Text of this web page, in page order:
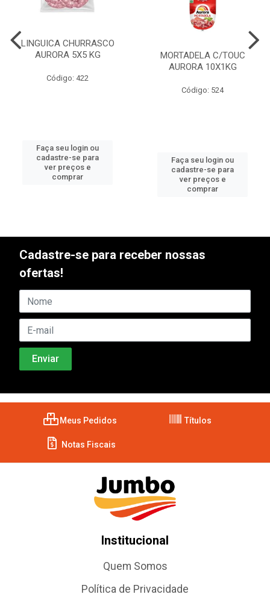
LINGUICA CHURRASCO
AURORA 5X5 KG
Código: 422
Faça seu login ou
cadastre-se para
ver preços e
comprar
MORTADELA C/TOUC
AURORA 10X1KG
Código: 524
Faça seu login ou
cadastre-se para
ver preços e
comprar
Cadastre-se para receber nossas
ofertas!
Meus Pedidos Títulos
Notas Fiscais
Institucional
Quem Somos
Política de Privacidade